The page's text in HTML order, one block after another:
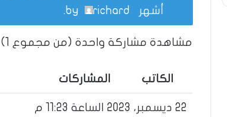
أشهر
richard
.
مشاهدة مشاركة واحدة (من مجموع 1)
الكاتب المشاركات
22 ديسمبر، 2023 الساعة 11:23 م